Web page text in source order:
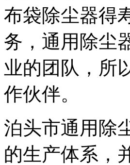
布袋除尘器得
务，通用除尘
业的团队，所
作伙伴。
泊头市通用除
的生产体系，